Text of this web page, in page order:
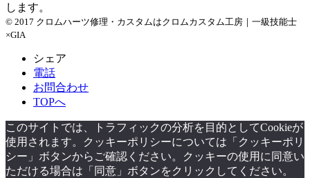
します。
© 2017 クロムハーツ修理・カスタムはクロムカスタム工房｜一級技能士
×GIA
シェア
電話
お問合わせ
TOPへ
このサイトでは、トラフィックの分析を目的としてCookieが
使用されます。クッキーポリシーについては「クッキーポリ
シー」ボタンからご確認ください。クッキーの使用に同意い
ただける場合は「同意」ボタンをクリックしてください。